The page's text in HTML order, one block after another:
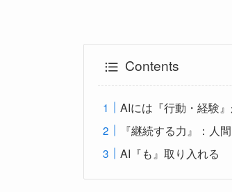
Contents
AIには『行動・経験
『継続する力』：人
AI『も』取り入れる